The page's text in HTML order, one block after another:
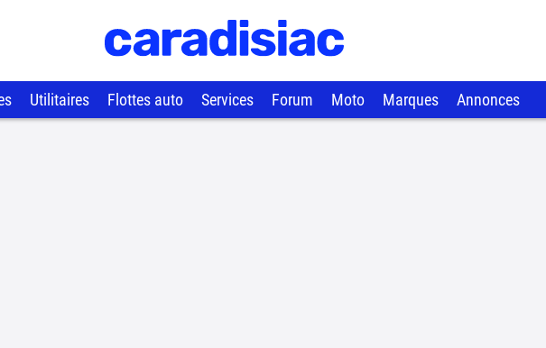
Utilitaires Flottes auto Services Forum Moto Marques Annonces